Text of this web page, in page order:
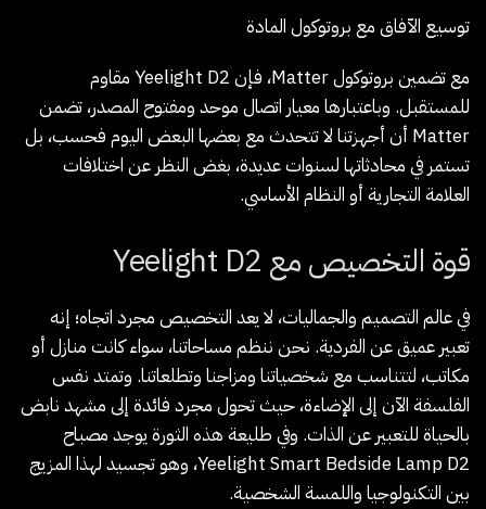
توسيع الآفاق مع بروتوكول المادة
مع تضمين بروتوكول Matter، فإن Yeelight D2 مقاوم
للمستقبل. وباعتبارها معيار اتصال موحد ومفتوح المصدر، تضمن
Matter أن أجهزتنا لا تتحدث مع بعضها البعض اليوم فحسب، بل
تستمر في محادثاتها لسنوات عديدة، بغض النظر عن اختلافات
العلامة التجارية أو النظام الأساسي.
قوة التخصيص مع Yeelight D2
في عالم التصميم والجماليات، لا يعد التخصيص مجرد اتجاه؛ إنه
تعبير عميق عن الفردية. نحن ننظم مساحاتنا، سواء كانت منازل أو
مكاتب، لتتناسب مع شخصياتنا ومزاجنا وتطلعاتنا. وتمتد نفس
الفلسفة الآن إلى الإضاءة، حيث تحول مجرد فائدة إلى مشهد نابض
بالحياة للتعبير عن الذات. وفي طليعة هذه الثورة يوجد مصباح
Yeelight Smart Bedside Lamp D2، وهو تجسيد لهذا المزيج
بين التكنولوجيا واللمسة الشخصية.